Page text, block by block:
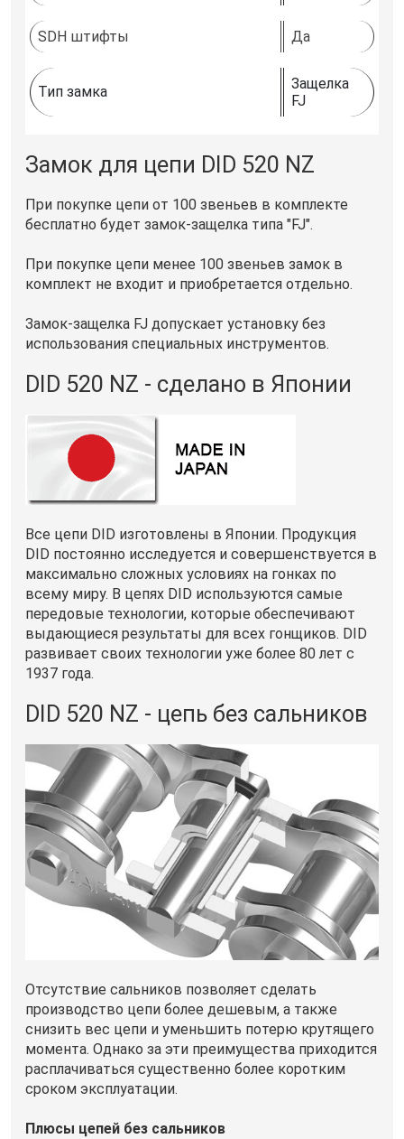
SDH штифты Да
Тип замка
Защелка
FJ
Замок для цепи DID 520 NZ
При покупке цепи от 100 звеньев в комплекте
бесплатно будет замок-защелка типа "FJ".
При покупке цепи менее 100 звеньев замок в
комплект не входит и приобретается отдельно.
Замок-защелка FJ допускает установку без
использования специальных инструментов.
DID 520 NZ - сделано в Японии
Все цепи DID изготовлены в Японии. Продукция
DID постоянно исследуется и совершенствуется в
максимально сложных условиях на гонках по
всему миру. В цепях DID используются самые
передовые технологии, которые обеспечивают
выдающиеся результаты для всех гонщиков. DID
развивает своих технологии уже более 80 лет с
1937 года.
DID 520 NZ - цепь без сальников
Отсутствие сальников позволяет сделать
производство цепи более дешевым, а также
снизить вес цепи и уменьшить потерю крутящего
момента. Однако за эти преимущества приходится
расплачиваться существенно более коротким
сроком эксплуатации.
Плюсы цепей без сальников